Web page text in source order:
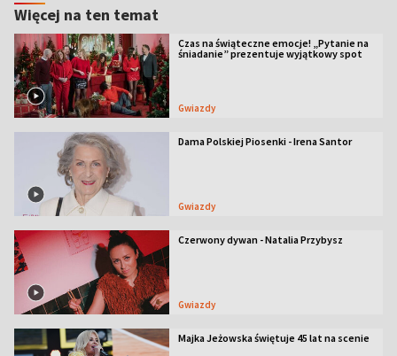
Więcej na ten temat
Czas na świąteczne emocje! „Pytanie na
śniadanie” prezentuje wyjątkowy spot
Gwiazdy
Dama Polskiej Piosenki - Irena Santor
Gwiazdy
Czerwony dywan - Natalia Przybysz
Gwiazdy
Majka Jeżowska świętuje 45 lat na scenie